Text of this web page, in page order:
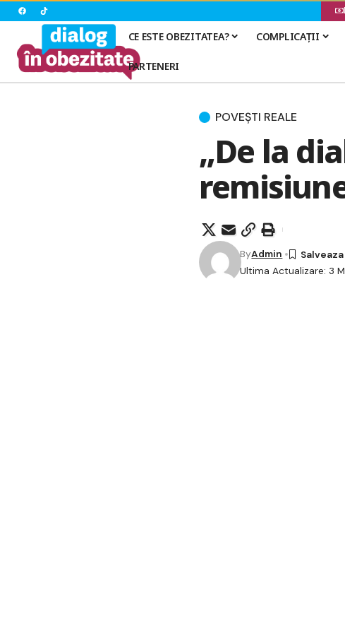
CE ESTE OBEZITATEA? COMPLICAȚII
PARTENERI
POVEȘTI REALE
„De la
Ultima Actualizare: 3
ByAdmin